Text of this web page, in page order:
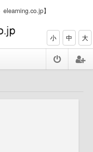
】
小 中 大